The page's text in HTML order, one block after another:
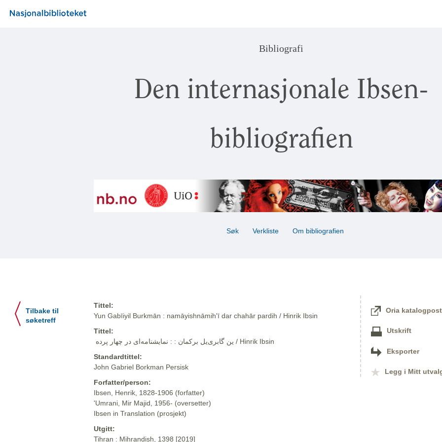
Bibliografi
Den internasjonale Ibsen-
bibliografien
Søk Verkliste Om bibliografien
Tilbake til
søketreff
Tittel:
Yun Gabīiyil Burkmān : namāyishnāmihʹī dar chahār pardih / Hinrik Ibsin
Tittel:
ین گابری‌یل برکمان : ‏:‏ نمایشنامه‌ای در چهار پرده ‏ / Hinrik Ibsin
Standardtittel:
John Gabriel Borkman Persisk
Forfatter/person:
Ibsen, Henrik, 1828-1906 (forfatter)
'Umrani, Mir Majid, 1956- (oversetter)
Ibsen in Translation (prosjekt)
Utgitt:
Tihran : Mihrandish, 1398 [2019]
Oria katalogpost
Utskrift
Eksporter
Legg i Mitt